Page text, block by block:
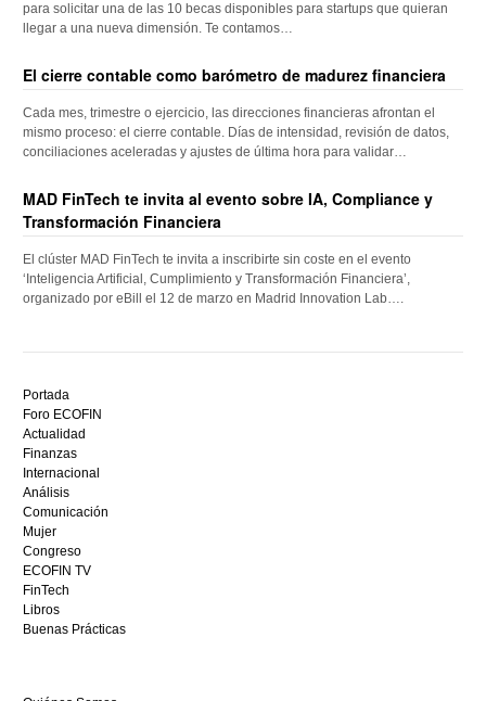
para solicitar una de las 10 becas disponibles para startups que quieran
llegar a una nueva dimensión. Te contamos…
El cierre contable como barómetro de madurez financiera
Cada mes, trimestre o ejercicio, las direcciones financieras afrontan el
mismo proceso: el cierre contable. Días de intensidad, revisión de datos,
conciliaciones aceleradas y ajustes de última hora para validar…
MAD FinTech te invita al evento sobre IA, Compliance y
Transformación Financiera
El clúster MAD FinTech te invita a inscribirte sin coste en el evento
‘Inteligencia Artificial, Cumplimiento y Transformación Financiera’,
organizado por eBill el 12 de marzo en Madrid Innovation Lab….
mejor
bono
sin
depósito
casino
en
España,
visita
este
sitio
restaurantedonmauro.es
y
ganar
Portada
Foro ECOFIN
Actualidad
Finanzas
Internacional
Análisis
Comunicación
Mujer
Congreso
ECOFIN TV
FinTech
Libros
Buenas Prácticas